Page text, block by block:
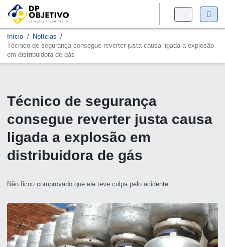
Início
Notícias
Técnico de segurança consegue reverter justa causa ligada a explosão
em distribuidora de gás
Técnico de segurança
consegue reverter justa causa
ligada a explosão em
distribuidora de gás
Não ficou comprovado que ele teve culpa pelo acidente.